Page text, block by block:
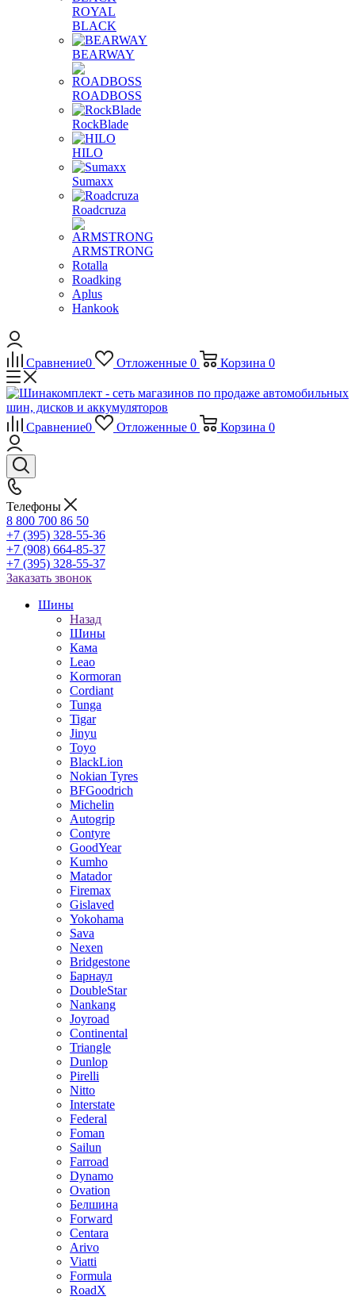
ROYAL
BLACK
BEARWAY
ROADBOSS
RockBlade
HILO
Sumaxx
Roadcruza
ARMSTRONG
Rotalla
Roadking
Aplus
Hankook
Сравнение0 Отложенные 0 Корзина 0
Сравнение0 Отложенные 0 Корзина 0
Телефоны
8 800 700 86 50
+7 (395) 328-55-36
+7 (908) 664-85-37
+7 (395) 328-55-37
Заказать звонок
Шины
Назад
Шины
Кама
Leao
Kormoran
Cordiant
Tunga
Tigar
Jinyu
Toyo
BlackLion
Nokian Tyres
BFGoodrich
Michelin
Autogrip
Contyre
GoodYear
Kumho
Matador
Firemax
Gislaved
Yokohama
Sava
Nexen
Bridgestone
Барнаул
DoubleStar
Nankang
Joyroad
Continental
Triangle
Dunlop
Pirelli
Nitto
Interstate
Federal
Foman
Sailun
Farroad
Dynamo
Ovation
Белшина
Forward
Centara
Arivo
Viatti
Formula
RoadX